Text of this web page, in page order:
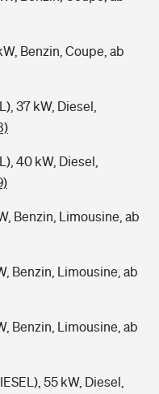
Benzin, Coupe, ab
37 kW, Diesel,
40 kW, Diesel,
Benzin, Limousine, ab
Benzin, Limousine, ab
Benzin, Limousine, ab
55 kW, Diesel,